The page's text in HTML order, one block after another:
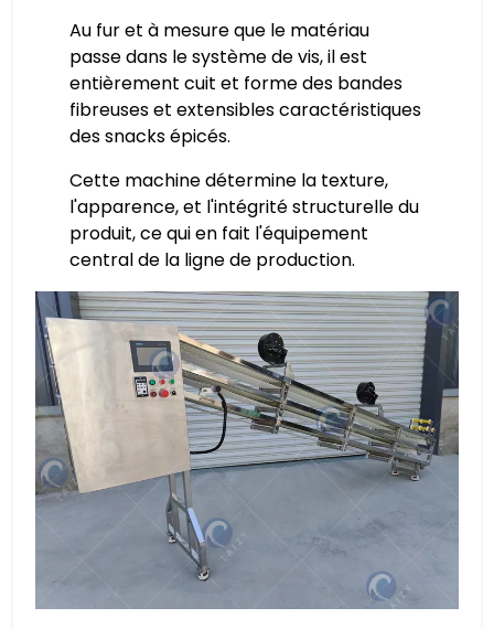
Au fur et à mesure que le matériau
passe dans le système de vis, il est
entièrement cuit et forme des bandes
fibreuses et extensibles caractéristiques
des snacks épicés.
Cette machine détermine la texture,
l'apparence, et l'intégrité structurelle du
produit, ce qui en fait l'équipement
central de la ligne de production.